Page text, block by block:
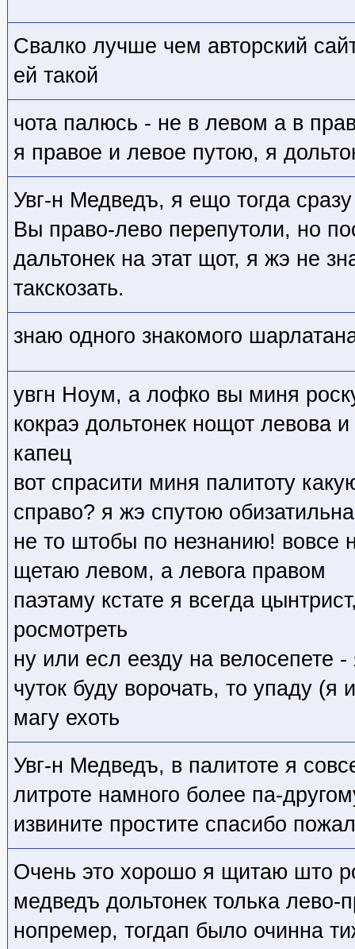
Свалко лучше чем авторский
ей такой
чота палюсь - не в левом а в
я правое и левое путою, я
Увг-н Медведъ, я ещо тогда
Вы право-лево перепутоли, но
дальтонек на этат щот, я жэ не
такскозать.
знаю одного знакомого
увгн Ноум, а лофко вы миня
кокраэ дольтонек нощот левова
капец
вот спрасити миня палитоту
справо? я жэ спутою обизатильна
не то штобы по незнанию! вовсе
щетаю левом, а левога правом
паэтаму кстате я всегда
росмотреть
ну или есл еезду на велосепете -
чуток буду ворочать, то упаду (я
магу ехоть
Увг-н Медведъ, в палитоте я
литроте намного более па-
извините простите спасибо
Очень это хорошо я щитаю што
медведъ дольтонек толька лево-
нопремер, тогдап было очинна